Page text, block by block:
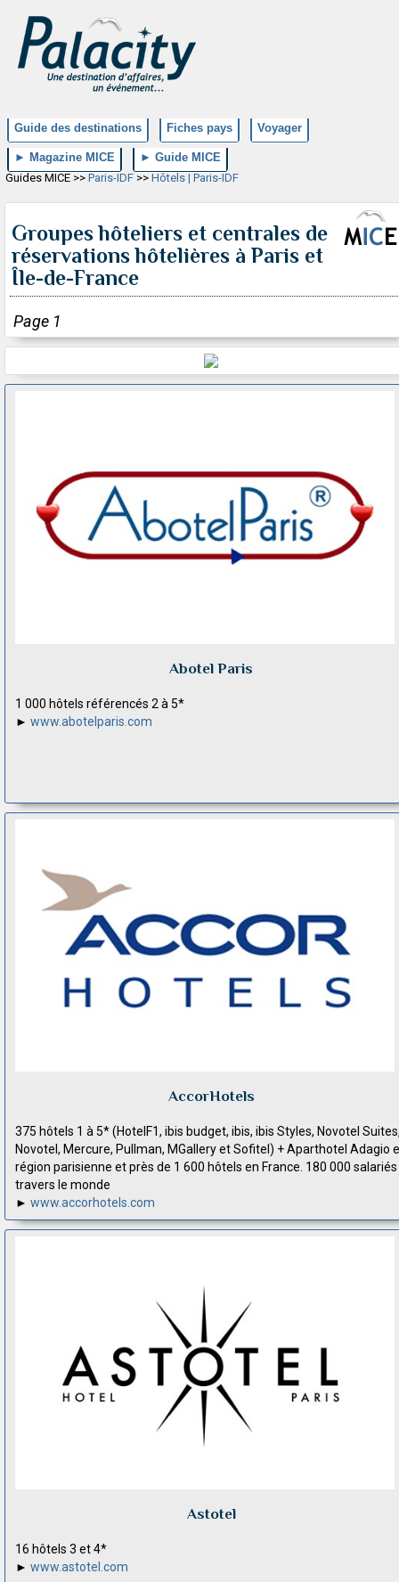
Guide des destinations Fiches pays Voyager
► Magazine MICE
► Guide MICE
Guides MICE >> Paris-IDF >> Hôtels | Paris-IDF
Groupes hôteliers et centrales de
réservations hôtelières à Paris et
Île-de-France
Page 1
Abotel Paris
1 000 hôtels référencés 2 à 5*
► www.abotelparis.com
AccorHotels
375 hôtels 1 à 5* (HotelF1, ibis budget, ibis, ibis Styles, Novotel
Novotel, Mercure, Pullman, MGallery et Sofitel) + Aparthotel Adagio
région parisienne et près de 1 600 hôtels en France. 180 000 salariés
travers le monde
► www.accorhotels.com
Astotel
16 hôtels 3 et 4*
► www.astotel.com